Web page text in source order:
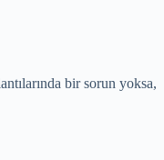
bir sorun yoksa,